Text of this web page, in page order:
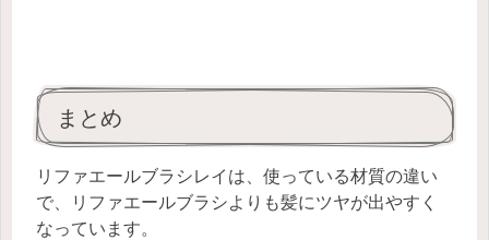
まとめ
リファエールブラシレイは、使っている材質の違い
で、リファエールブラシよりも髪にツヤが出やすく
なっています。